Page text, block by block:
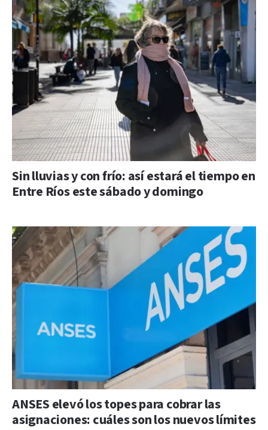
Sin lluvias y con frío: así estará el tiempo en
Entre Ríos este sábado y domingo
ANSES elevó los topes para cobrar las
asignaciones: cuáles son los nuevos límites